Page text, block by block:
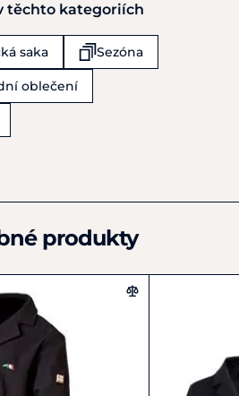
těchto kategoriích
saka Sezóna
oblečení
produkty